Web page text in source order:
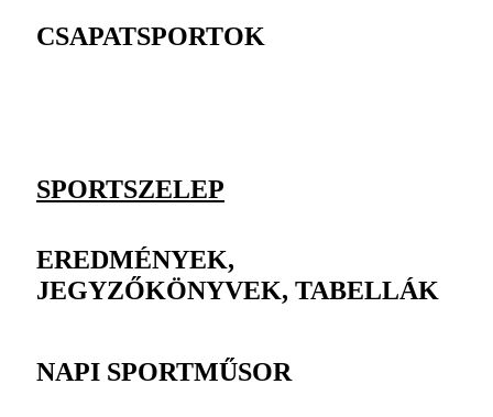
CSAPATSPORTOK
SPORTSZELEP
EREDMÉNYEK,
JEGYZŐKÖNYVEK, TABELLÁK
NAPI SPORTMŰSOR